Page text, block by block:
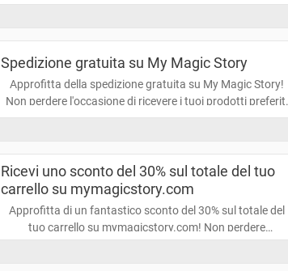
Spedizione gratuita su My Magic Story
Approfitta della spedizione gratuita su My Magic Story!
Non perdere l'occasione di ricevere i tuoi prodotti preferiti
senza costi aggiuntivi. Fai il tuo ordine oggi e goditi la
Ricevi uno sconto del 30% sul totale del tuo
carrello su mymagicstory.com
Approfitta di un fantastico sconto del 30% sul totale del
tuo carrello su mymagicstory.com! Non perdere